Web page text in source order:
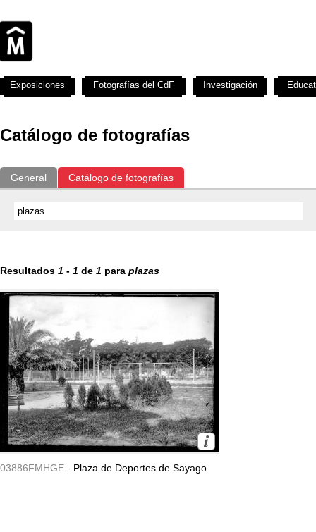
Catálogo de fotografías
General Catálogo de fotografías
Resultados 1 - 1 de 1 para plazas
03886FMHGE - Plaza de Deportes de Sayago.
Exposiciones Fotografías del CdF Investigación